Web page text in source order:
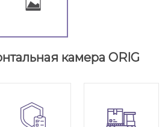
камера ORIG